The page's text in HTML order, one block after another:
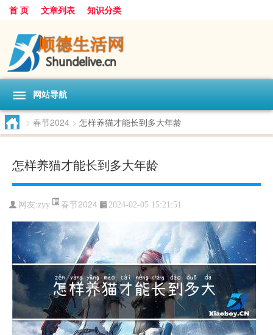
首 页 文章列表 知识分类
网站导航
> 春节2024 > 怎样养猫才能长到多大年龄
怎样养猫才能长到多大年龄
网友:zyy 春节2024 2024-02-05 15:21:51